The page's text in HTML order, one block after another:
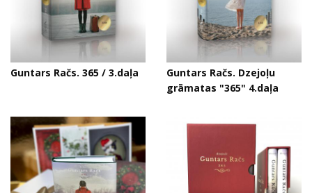
Guntars Račs. 365 / 3.daļa
Guntars Račs. Dzejoļu
grāmatas "365" 4.daļa